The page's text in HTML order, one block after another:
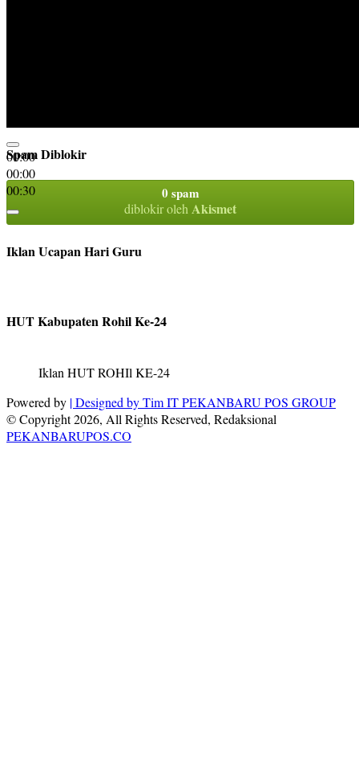
00:00
00:00
00:30
Spam Diblokir
0 spam
diblokir oleh Akismet
Iklan Ucapan Hari Guru
HUT Kabupaten Rohil Ke-24
Iklan HUT ROHIl KE-24
Powered by | Designed byTim IT PEKANBARU POS GROUP
© Copyright 2026, All Rights Reserved, Redaksional
PEKANBARUPOS.CO